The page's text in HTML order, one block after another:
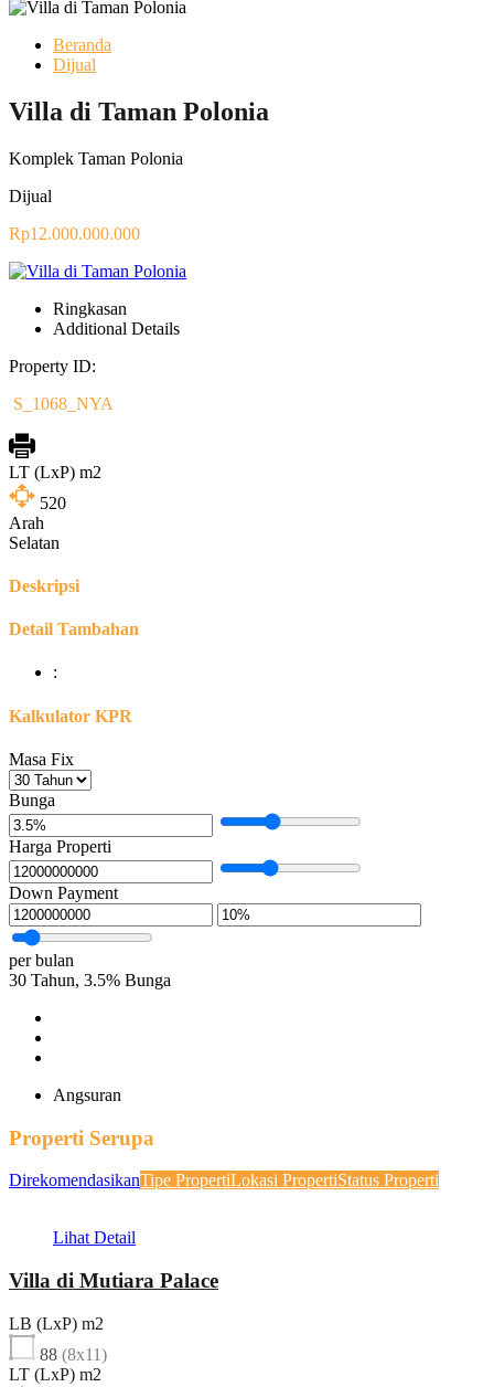
Beranda
Dijual
Villa di Taman Polonia
Komplek Taman Polonia
Dijual
Rp12.000.000.000
Ringkasan
Additional Details
Property ID:
S_1068_NYA
LT (LxP) m2
520
Arah
Selatan
Deskripsi
Detail Tambahan
:
Kalkulator KPR
Masa Fix
Bunga
Harga Properti
Down Payment
per bulan
30 Tahun, 3.5% Bunga
Angsuran
Properti Serupa
DirekomendasikanTipe PropertiLokasi PropertiStatus Properti
Lihat Detail
Villa di Mutiara Palace
LB (LxP) m2
88 (8x11)
LT (LxP) m2